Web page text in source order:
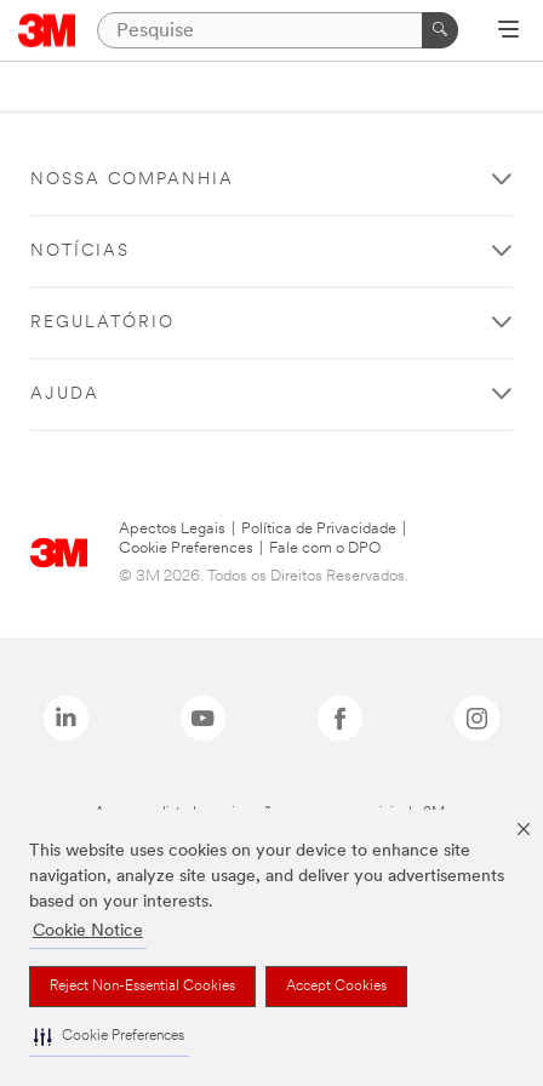
This website uses cookies on your device to enhance site
navigation, analyze site usage, and deliver you advertisements
based on your interests.
Cookie Notice
Reject Non-Essential Cookies Accept Cookies
Cookie Preferences
NOSSA COMPANHIA
NOTÍCIAS
REGULATÓRIO
AJUDA
Apectos Legais Política de Privacidade
Cookie Preferences
Fale com o DPO
© 3M 2026. Todos os Direitos Reservados.
As marcas listadas a cima são marcas comerciais da 3M.